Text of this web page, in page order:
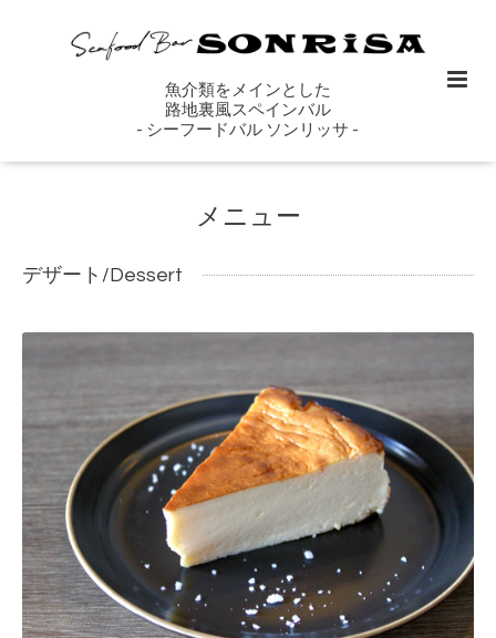
魚介類をメインとした
路地裏風スペインバル
- シーフードバル ソンリッサ -
メニュー
デザート/Dessert